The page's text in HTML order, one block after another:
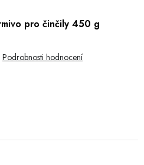
pro činčily 450 g
Podrobnosti hodnocení